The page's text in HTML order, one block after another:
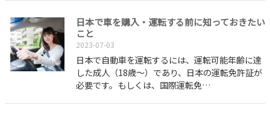
日本で車を購入・運転する前に知っておきたい
こと
2023-07-03
日本で自動車を運転するには、運転可能年齢に達
した成人（18歳～）であり、日本の運転免許証が
必要です。もしくは、国際運転免…